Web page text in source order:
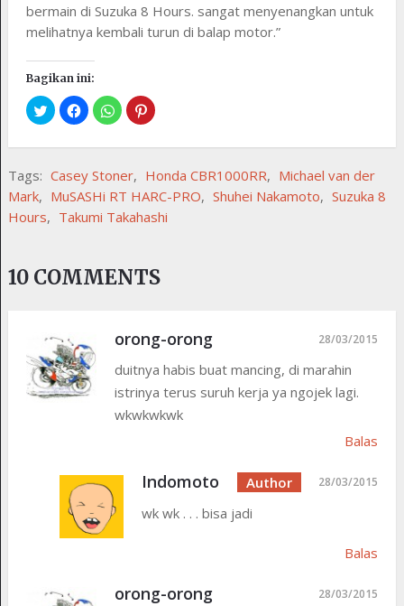
bermain di Suzuka 8 Hours. sangat menyenangkan untuk
melihatnya kembali turun di balap motor.”
Bagikan ini:
Tags: Casey Stoner, Honda CBR1000RR, Michael van der
Mark, MuSASHi RT HARC-PRO, Shuhei Nakamoto, Suzuka 8
Hours, Takumi Takahashi
10 COMMENTS
orong-orong 28/03/2015
duitnya habis buat mancing, di marahin
istrinya terus suruh kerja ya ngojek lagi.
wkwkwkwk
Balas
Indomoto 28/03/2015
wk wk . . . bisa jadi
Balas
orong-orong 28/03/2015